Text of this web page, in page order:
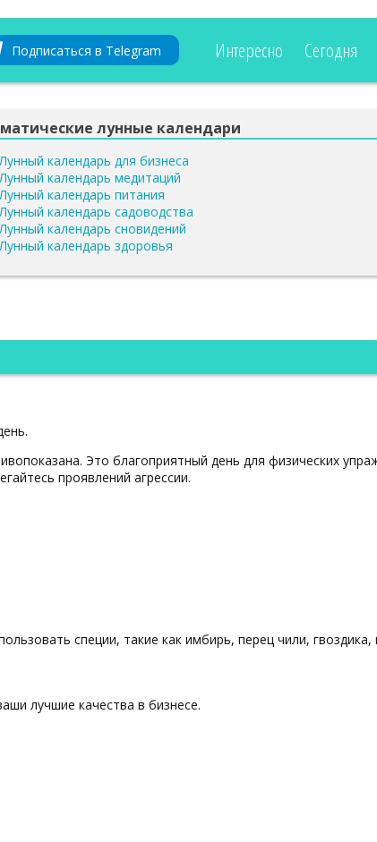
Подписаться в Telegram Интересно Сегодня
лунные календари
календарь для бизнеса
календарь медитаций
календарь питания
календарь садоводства
календарь сновидений
календарь здоровья
Это благоприятный день для физических
проявлений агрессии.
специи, такие как имбирь, перец чили, гвоздика,
лучшие качества в бизнесе.